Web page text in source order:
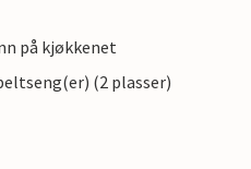
på kjøkkenet
(2 plasser)